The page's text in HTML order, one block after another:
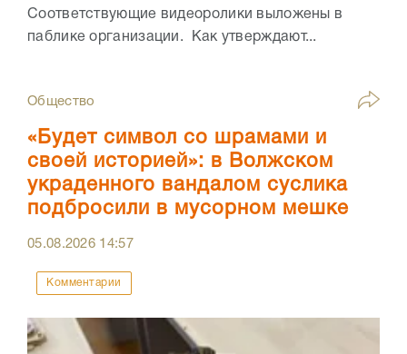
Соответствующие видеоролики выложены в
паблике организации. Как утверждают...
Общество
«Будет символ со шрамами и
своей историей»: в Волжском
украденного вандалом суслика
подбросили в мусорном мешке
05.08.2026 14:57
Комментарии